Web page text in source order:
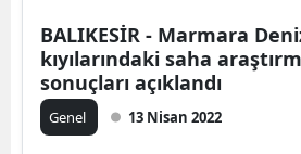
BALIKESİR - Marmara
kıyılarındaki saha
sonuçları açıklandı
Genel 13 Nisan 2022